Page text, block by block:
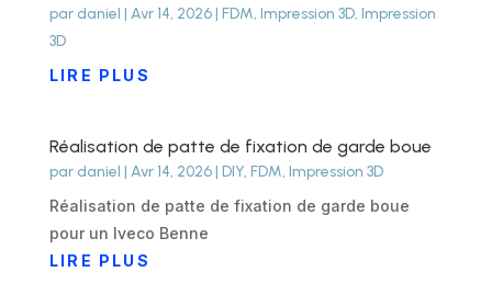
par daniel | Avr 14, 2026| FDM, Impression 3D, Impression
3D
LIRE PLUS
Réalisation de patte de fixation de garde boue
par daniel | Avr 14, 2026| DIY, FDM, Impression 3D
Réalisation de patte de fixation de garde boue
pour un Iveco Benne
LIRE PLUS